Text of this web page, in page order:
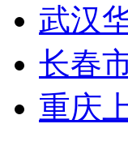
武汉
长春
重庆